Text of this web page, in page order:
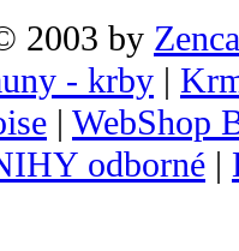
2003 by
- krby |
| WebShop
odborné |